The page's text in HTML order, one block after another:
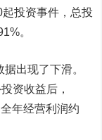
投资事件，总投
。
出现了下滑。
资收益后，
年经营利润约